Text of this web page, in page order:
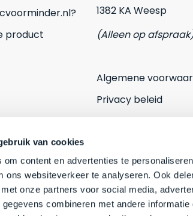
van cookies
om content en advertenties te
ons websiteverkeer te analyseren. Ook
onze partners voor social media,
combineren met andere
product
1382 KA Weesp
(Alleen op
Algemene
Privacy beleid